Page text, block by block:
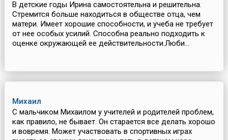
В детские годы Ирина самостоятельна и решительна.
Стремится больше находиться в обществе отца, чем
матери. Имеет хорошие способности, и учеба не требует
от нее особых усилий. Способна реально подходить к
оценке окружающей ее действительности.Люби...
Михаил
С мальчиком Михаилом у учителей и родителей проблем,
как правило, не бывает. Он старается все делать хорошо
и вовремя. Может участвовать в спортивных играх